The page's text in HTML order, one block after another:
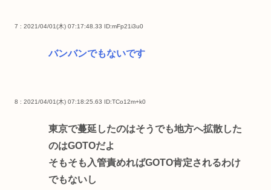
7 : 2021/04/01(木) 07:17:48.33 ID:mFp21i3u0
バンバンでもないです
8 : 2021/04/01(木) 07:18:25.63 ID:TCo12m+k0
東京で蔓延したのはそうでも地方へ拡散した
のはGOTOだよ
そもそも入管責めればGOTO肯定されるわけ
でもないし